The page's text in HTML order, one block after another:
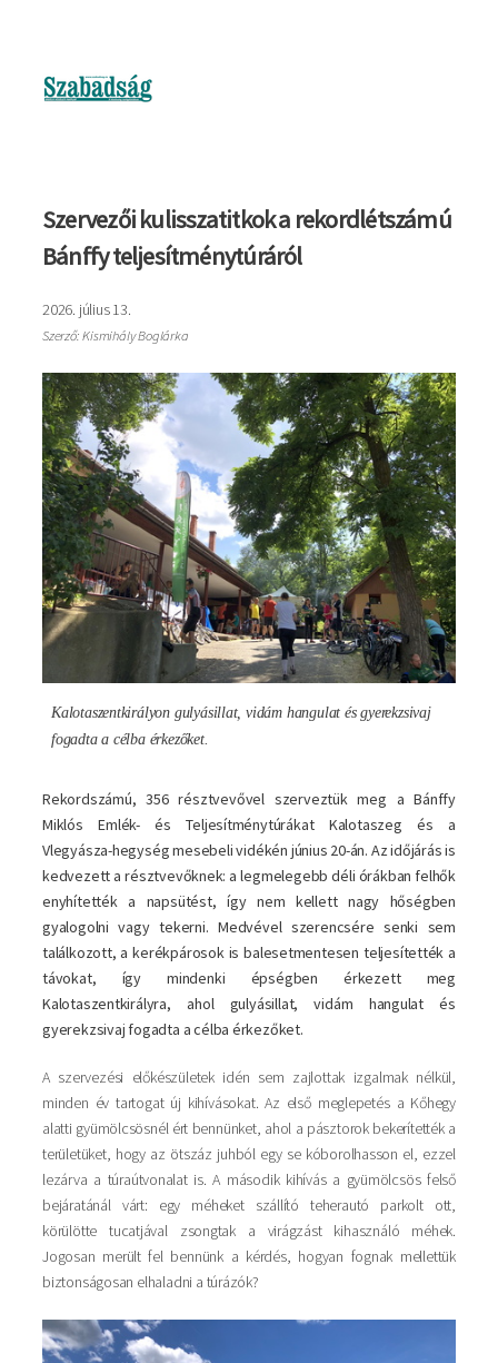
Szervezői kulisszatitkok a rekordlétszámú
Bánffy teljesítménytúráról
2026. július 13.
Szerző: Kismihály Boglárka
Kép
Kalotaszentkirályon gulyásillat, vidám hangulat és gyerekzsivaj
fogadta a célba érkezőket.
Rekordszámú, 356 résztvevővel szerveztük meg a Bánffy
Miklós Emlék- és Teljesítménytúrákat Kalotaszeg és a
Vlegyásza-hegység mesebeli vidékén június 20-án. Az időjárás is
kedvezett a résztvevőknek: a legmelegebb déli órákban felhők
enyhítették a napsütést, így nem kellett nagy hőségben
gyalogolni vagy tekerni. Medvével szerencsére senki sem
találkozott, a kerékpárosok is balesetmentesen teljesítették a
távokat, így mindenki épségben érkezett meg
Kalotaszentkirályra, ahol gulyásillat, vidám hangulat és
gyerekzsivaj fogadta a célba érkezőket.
A szervezési előkészületek idén sem zajlottak izgalmak nélkül,
minden év tartogat új kihívásokat. Az első meglepetés a Kőhegy
alatti gyümölcsösnél ért bennünket, ahol a pásztorok bekerítették a
területüket, hogy az ötszáz juhból egy se kóborolhasson el, ezzel
lezárva a túraútvonalat is. A második kihívás a gyümölcsös felső
bejáratánál várt: egy méheket szállító teherautó parkolt ott,
körülötte tucatjával zsongtak a virágzást kihasználó méhek.
Jogosan merült fel bennünk a kérdés, hogyan fognak mellettük
biztonságosan elhaladni a túrázók?
Kép